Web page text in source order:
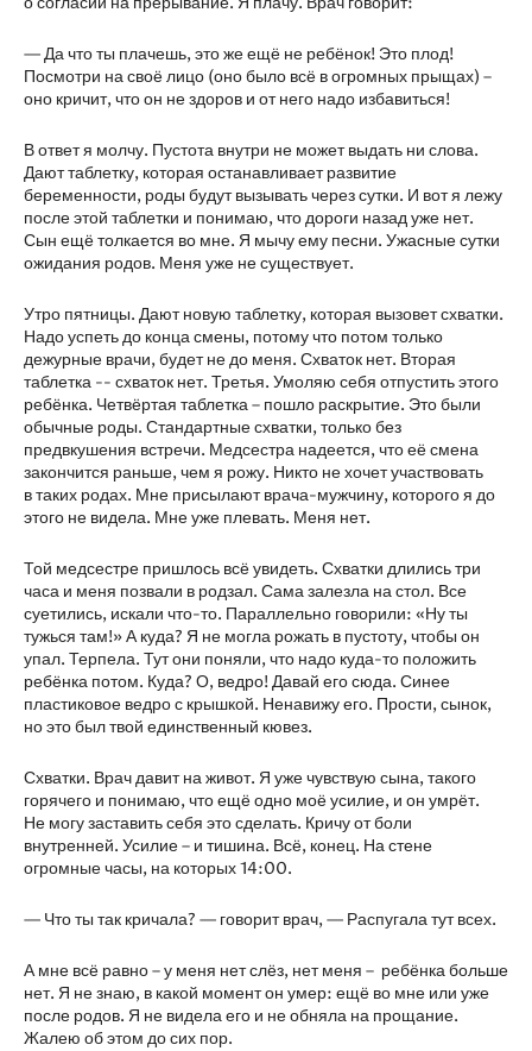
— Да что ты плачешь, это же ещё не ребёнок! Это плод!
Посмотри на своё лицо (оно было всё в огромных прыщах) –
оно кричит, что он не здоров и от него надо избавиться!
В ответ я молчу. Пустота внутри не может выдать ни слова.
Дают таблетку, которая останавливает развитие
беременности, роды будут вызывать через сутки. И вот я лежу
после этой таблетки и понимаю, что дороги назад уже нет.
Сын ещё толкается во мне. Я мычу ему песни. Ужасные сутки
ожидания родов. Меня уже не существует.
Утро пятницы. Дают новую таблетку, которая вызовет схватки.
Надо успеть до конца смены, потому что потом только
дежурные врачи, будет не до меня. Схваток нет. Вторая
таблетка -- схваток нет. Третья. Умоляю себя отпустить этого
ребёнка. Четвёртая таблетка – пошло раскрытие. Это были
обычные роды. Стандартные схватки, только без
предвкушения встречи. Медсестра надеется, что её смена
закончится раньше, чем я рожу. Никто не хочет участвовать
в таких родах. Мне присылают врача-мужчину, которого я до
этого не видела. Мне уже плевать. Меня нет.
Той медсестре пришлось всё увидеть. Схватки длились три
часа и меня позвали в родзал. Сама залезла на стол. Все
суетились, искали что-то. Параллельно говорили: «Ну ты
тужься там!» А куда? Я не могла рожать в пустоту, чтобы он
упал. Терпела. Тут они поняли, что надо куда-то положить
ребёнка потом. Куда? О, ведро! Давай его сюда. Синее
пластиковое ведро с крышкой. Ненавижу его. Прости, сынок,
но это был твой единственный кювез.
Схватки. Врач давит на живот. Я уже чувствую сына, такого
горячего и понимаю, что ещё одно моё усилие, и он умрёт.
Не могу заставить себя это сделать. Кричу от боли
внутренней. Усилие – и тишина. Всё, конец. На стене
огромные часы, на которых 14:00.
— Что ты так кричала? — говорит врач, — Распугала тут всех.
А мне всё равно – у меня нет слёз, нет меня – ребёнка больше
нет. Я не знаю, в какой момент он умер: ещё во мне или уже
после родов. Я не видела его и не обняла на прощание.
Жалею об этом до сих пор.